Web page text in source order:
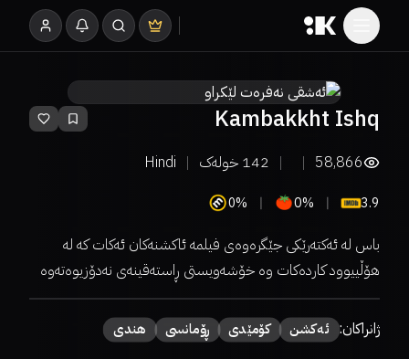
Kambakkht Ishq
58,866
142 خولەک Hindi
3.9
0%
0%
باس لە ئەکتەرێکی جێگرەوەی فیلمە ئاکشنەکان ئەکات کە لە
هۆڵییوود کاردەکات وە خۆشەویستی ڕاستەقینەی نەدۆزیوەتەوە
ژانراکان: ئەكشن كۆمێدی ڕۆمانسی هندی